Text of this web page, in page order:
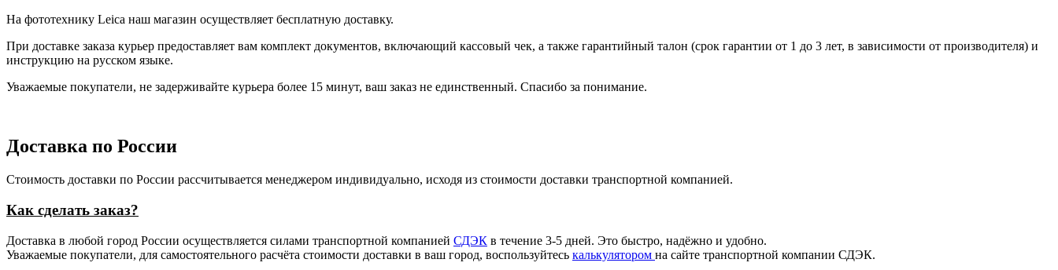
На фототехнику Leica наш магазин осуществляет бесплатную доставку.
При доставке заказа курьер предоставляет вам комплект документов, включающий кассовый чек, а также гарантийный талон (срок гарантии от 1 до 3 лет, в зависимости от производителя) и
инструкцию на русском языке.
Уважаемые покупатели, не задерживайте курьера более 15 минут, ваш заказ не единственный. Спасибо за понимание.
Доставка по России
Стоимость доставки по России рассчитывается менеджером индивидуально, исходя из стоимости доставки транспортной компанией.
Как сделать заказ?
Доставка в любой город России осуществляется силами транспортной компанией СДЭК в течение 3-5 дней. Это быстро, надёжно и удобно.
Уважаемые покупатели, для самостоятельного расчёта стоимости доставки в ваш город, воспользуйтесь калькулятором на сайте транспортной компании СДЭК.